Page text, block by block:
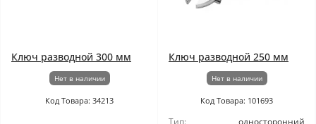
Ключ разводной 300 мм
Нет в наличии
Код Товара: 34213
Ключ разводной 250 мм
Нет в наличии
Код Товара: 101693
Тип:
односторонний